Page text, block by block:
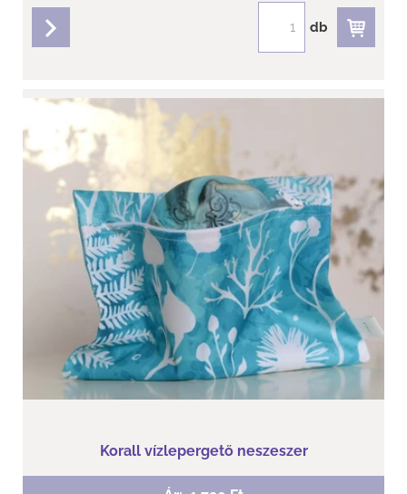
db
Korall vízlepergető neszeszer
Szeretnél egy jó neszeszert?
Tedd a kosaradba most!
Korall vízlepergető neszeszer